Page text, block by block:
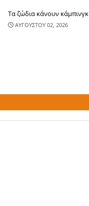
Τα ζώδια κάνουν κάμπινγκ
ΑΥΓΟΥΣΤΟΥ 02, 2026